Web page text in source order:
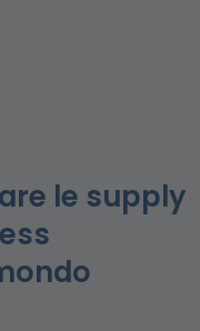
le supply